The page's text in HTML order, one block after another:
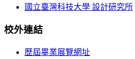
國立臺灣科技大學 設計研究所
校外連結
歷屆畢業展覽網址